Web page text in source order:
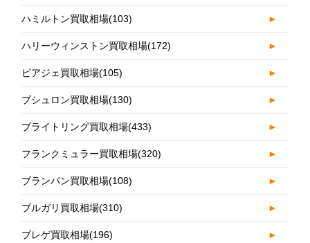
ハミルトン買取相場(103) ►
ハリーウィンストン買取相場(172) ►
ピアジェ買取相場(105) ►
ブシュロン買取相場(130) ►
ブライトリング買取相場(433) ►
フランクミュラー買取相場(320) ►
ブランパン買取相場(108) ►
ブルガリ買取相場(310) ►
ブレゲ買取相場(196) ►